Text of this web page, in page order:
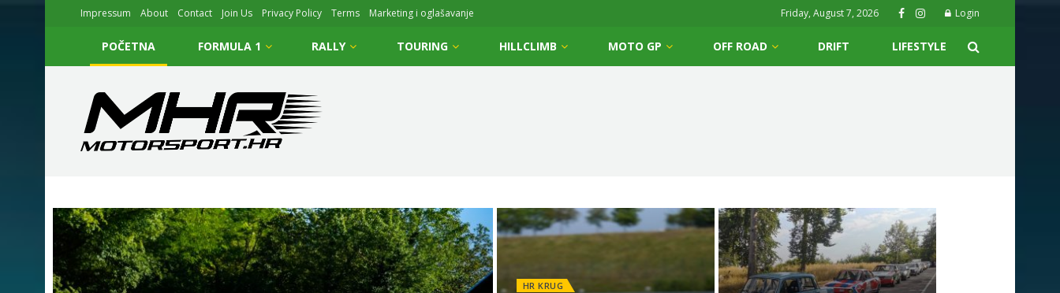
Impressum About Contact Join Us Privacy Policy Terms Marketing i oglašavanje Friday, August 7, 2026 Login
POČETNA FORMULA 1 RALLY TOURING HILLCLIMB MOTO GP OFF ROAD DRIFT LIFESTYLE
HR KRUG